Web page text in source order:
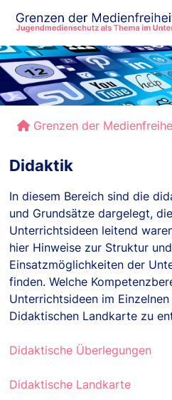
Das
Grenzen der
Didaktik
In diesem Bereich sind die
und Grundsätze dargelegt,
Unterrichtsideen leitend
hier Hinweise zur Struktur
Einsatzmöglichkeiten der
finden. Welche
Unterrichtsideen im
Didaktischen Landkarte zu
Didaktische Überlegungen
Didaktische Landkarte